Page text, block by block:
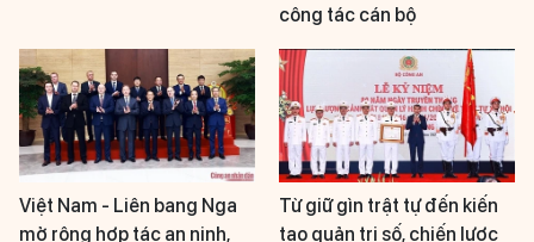
công tác cán bộ
Việt Nam - Liên bang Nga
mở rộng hợp tác an ninh,
Từ giữ gìn trật tự đến kiến
tạo quản trị số, chiến lược